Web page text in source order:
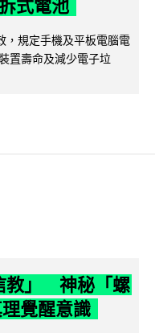
式電池
，規定手機及平板電腦電
置壽命及減少電子垃
教」 神秘「螺
覺醒意識